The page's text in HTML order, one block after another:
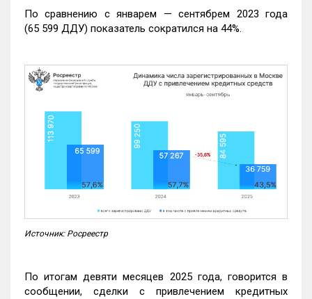
По сравнению с январем — сентябрем 2023 года
(65 599 ДДУ) показатель сократился на 44%.
Источник: Росреестр
По итогам девяти месяцев 2025 года, говорится в
сообщении, сделки с привлечением кредитных